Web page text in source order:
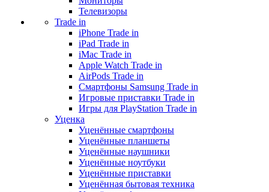
Телевизоры
Trade in
iPhone Trade in
iPad Trade in
iMac Trade in
Apple Watch Trade in
AirPods Trade in
Смартфоны Samsung Trade in
Игровые приставки Trade in
Игры для PlayStation Trade in
Уценка
Уценённые смартфоны
Уценённые планшеты
Уценённые наушники
Уценённые ноутбуки
Уценённые приставки
Уценённая бытовая техника